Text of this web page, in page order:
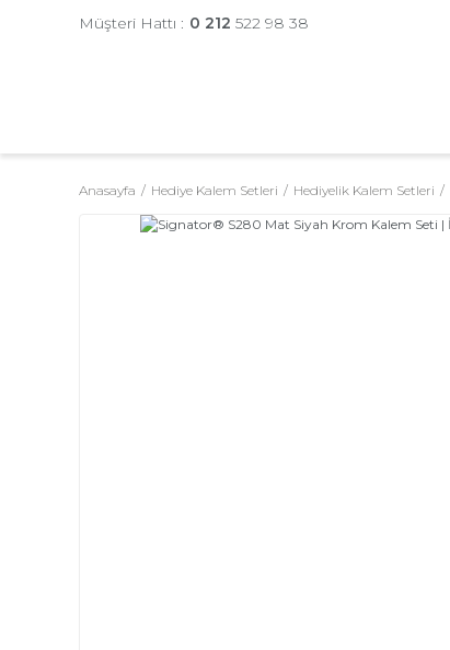
Müşteri Hattı : 0 212 522 98 38
Anasayfa Hediye Kalem Setleri Hediyelik Kalem Setleri